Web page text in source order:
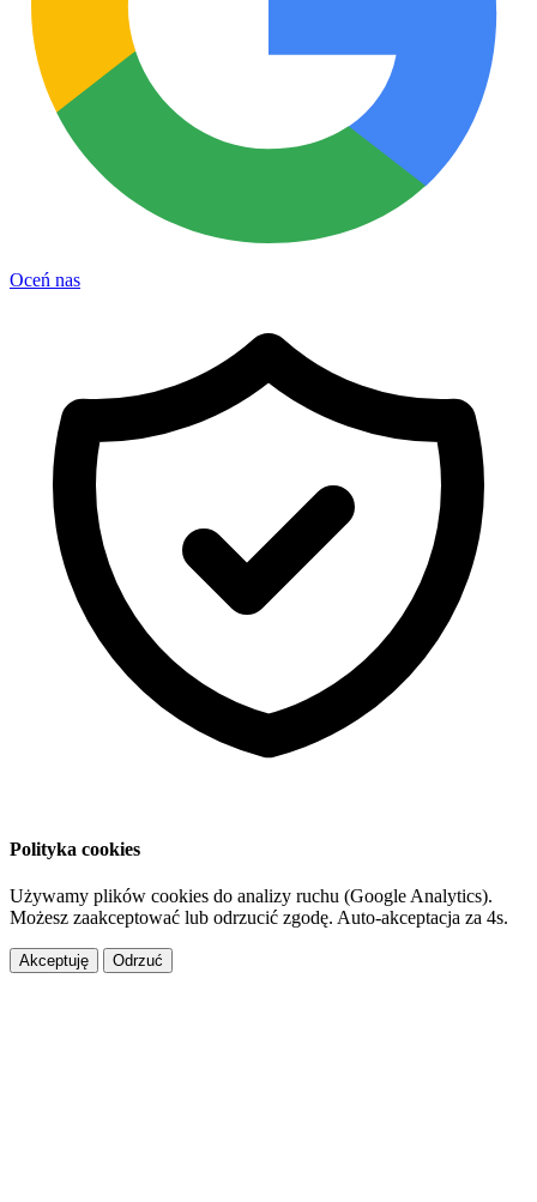
Oceń nas
Polityka cookies
Używamy plików cookies do analizy ruchu (Google Analytics).
Możesz zaakceptować lub odrzucić zgodę. Auto-akceptacja za 3s.
Akceptuję Odrzuć